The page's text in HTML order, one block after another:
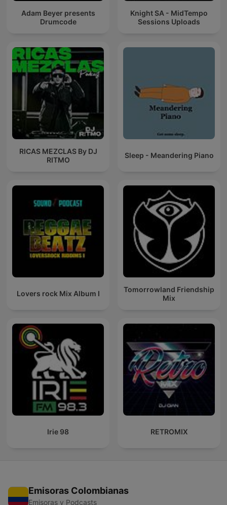
Adam Beyer presents
Drumcode
Knight SA - MidTempo
Sessions Uploads
RICAS MEZCLAS By DJ
RITMO
Sleep - Meandering Piano
Lovers rock Mix Album I
Tomorrowland Friendship
Mix
Irie 98 RETROMIX
Emisoras Colombianas
Emisoras y Podcasts